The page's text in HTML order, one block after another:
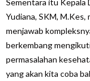
Sementara itu Kepala
Yudiana, SKM, M.Kes,
menjawab
berkembang
permasalahan
yang akan kita coba